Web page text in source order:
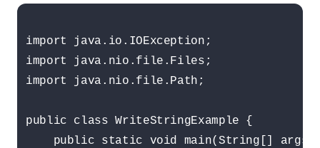
import java.io.IOException;
import java.nio.file.Files;
import java.nio.file.Path;
public class WriteStringExample {
public static void main(String[] args)